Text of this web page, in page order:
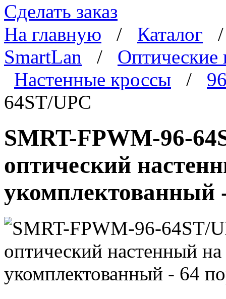
Сделать заказ
На главную / Каталог
SmartLan / Оптические
Настенные кроссы /
64ST/UPC
SMRT-FPWM-96-
оптический
укомплектованный